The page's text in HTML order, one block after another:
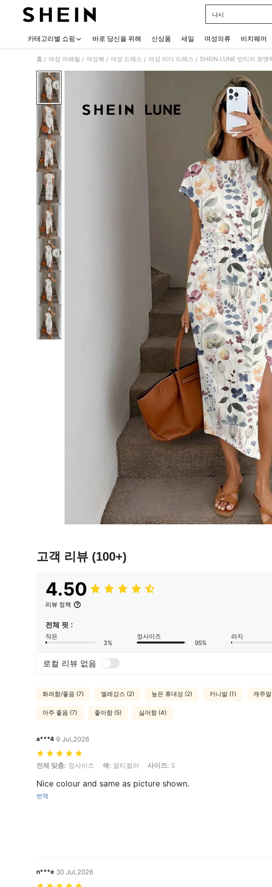
나시
카테고리별 쇼핑 바로 당신을 위해 신상품 세일 여성의류 비치웨어
홈 / 여성 어패럴 / 여성복 / 여성 드레스 / 여성 미디 드레스 /
고객 리뷰 (100+)
4.50
리뷰 정책
전체 핏 :
작은
3%
정사이즈
95%
라지
로컬 리뷰 없음
화려함/좋음 (7) 엘레강스 (2) 높은 휴대성 (2) 카니발 (1) 캐주
아주 좋음 (7) 좋아함 (5) 싫어함 (4)
a***4 9 Jul,2026
전체 맞춤: 정사이즈, 색: 멀티컬러, 사이즈: S
전체 맞춤: 정사이즈 색: 멀티컬러 사이즈: S
Nice colour and same as picture shown.
번역
n***e 30 Jul,2026